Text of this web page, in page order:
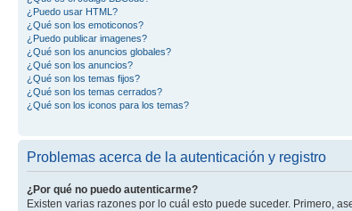
¿Puedo usar HTML?
¿Qué son los emoticonos?
¿Puedo publicar imagenes?
¿Qué son los anuncios globales?
¿Qué son los anuncios?
¿Qué son los temas fijos?
¿Qué son los temas cerrados?
¿Qué son los iconos para los temas?
Problemas acerca de la autenticación y registro
¿Por qué no puedo autenticarme?
Existen varias razones por lo cuál esto puede suceder. Primero,